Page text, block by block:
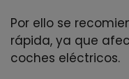
Por ello se
rápida, ya que
coches eléctricos.